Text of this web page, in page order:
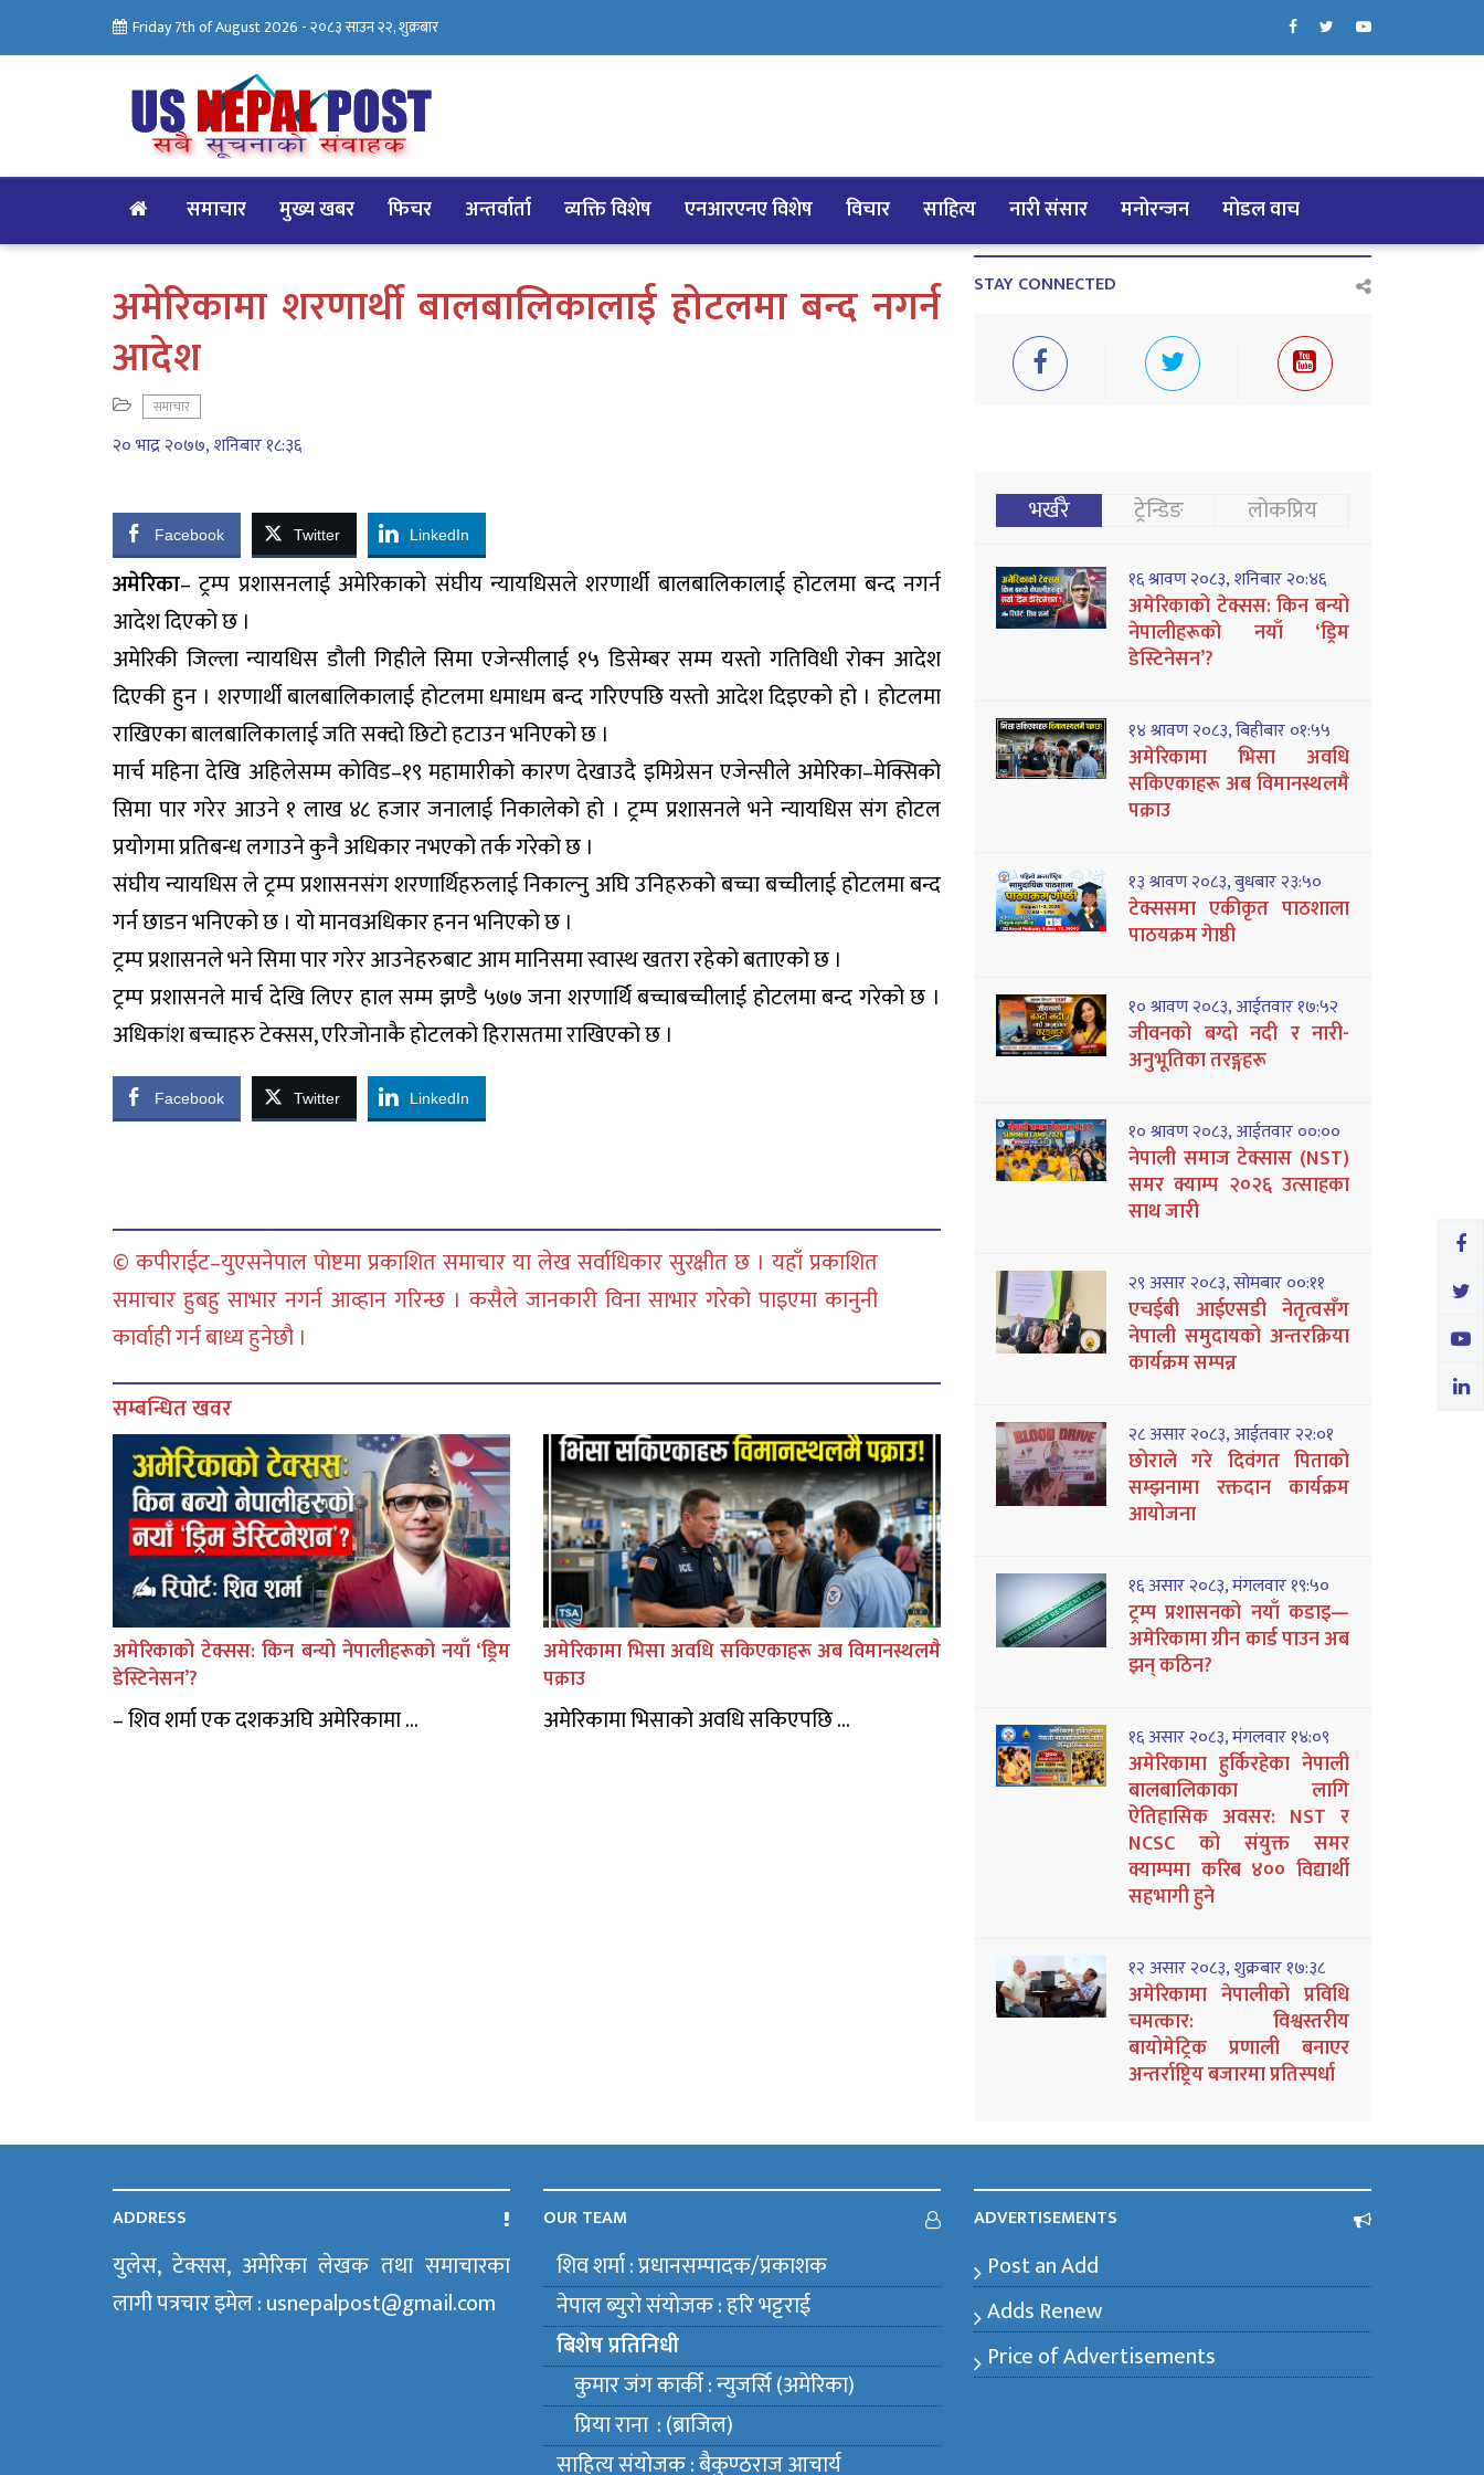
Friday 7th of August 2026 -२०८३ साउन २२, शुक्रबार
समाचार मुख्य खबर फिचर अन्तर्वार्ता व्यक्ति विशेष एनआरएनए विशेष विचार साहित्य नारी संसार मनोरन्जन मोडल वाच
अमेरिकामा शरणार्थी बालबालिकालाई होटलमा बन्द नगर्न
आदेश
समाचार
२० भाद्र २०७७, शनिबार १८:३६
Facebook Twitter LinkedIn
अमेरिका– ट्रम्प प्रशासनलाई अमेरिकाको संघीय न्यायधिसले शरणार्थी बालबालिकालाई होटलमा बन्द नगर्न
आदेश दिएको छ ।
अमेरिकी जिल्ला न्यायधिस डौली गिहीले सिमा एजेन्सीलाई १५ डिसेम्बर सम्म यस्तो गतिविधी रोक्न आदेश
दिएकी हुन । शरणार्थी बालबालिकालाई होटलमा धमाधम बन्द गरिएपछि यस्तो आदेश दिइएको हो । होटलमा
राखिएका बालबालिकालाई जति सक्दो छिटो हटाउन भनिएको छ ।
मार्च महिना देखि अहिलेसम्म कोविड–१९ महामारीको कारण देखाउदै इमिग्रेसन एजेन्सीले अमेरिका–मेक्सिको
सिमा पार गरेर आउने १ लाख ४८ हजार जनालाई निकालेको हो । ट्रम्प प्रशासनले भने न्यायधिस संग होटल
प्रयोगमा प्रतिबन्ध लगाउने कुनै अधिकार नभएको तर्क गरेको छ ।
संघीय न्यायधिस ले ट्रम्प प्रशासनसंग शरणार्थिहरुलाई निकाल्नु अघि उनिहरुको बच्चा बच्चीलाई होटलमा बन्द
गर्न छाडन भनिएको छ । यो मानवअधिकार हनन भनिएको छ ।
ट्रम्प प्रशासनले भने सिमा पार गरेर आउनेहरुबाट आम मानिसमा स्वास्थ खतरा रहेको बताएको छ ।
ट्रम्प प्रशासनले मार्च देखि लिएर हाल सम्म झण्डै ५७७ जना शरणार्थि बच्चाबच्चीलाई होटलमा बन्द गरेको छ ।
अधिकांश बच्चाहरु टेक्सस, एरिजोनाकै होटलको हिरासतमा राखिएको छ ।
Facebook Twitter LinkedIn
© कपीराईट–युएसनेपाल पोष्टमा प्रकाशित समाचार या लेख सर्वाधिकार सुरक्षीत छ । यहाँ प्रकाशित
समाचार हुबहु साभार नगर्न आव्हान गरिन्छ । कसैले जानकारी विना साभार गरेको पाइएमा कानुनी
कार्वाही गर्न बाध्य हुनेछौ ।
सम्बन्धित खवर
अमेरिकाको टेक्सस: किन बन्यो नेपालीहरूको नयाँ ‘ड्रिम
डेस्टिनेसन’?
– शिव शर्मा एक दशकअघि अमेरिकामा ...
अमेरिकामा भिसा अवधि सकिएकाहरू अब विमानस्थलमै
पक्राउ
अमेरिकामा भिसाको अवधि सकिएपछि ...
STAY CONNECTED
भर्खरै ट्रेन्डिङ लोकप्रिय
१६ श्रावण २०८३, शनिबार २०:४६
अमेरिकाको टेक्सस: किन बन्यो
नेपालीहरूको नयाँ ‘ड्रिम
डेस्टिनेसन’?
१४ श्रावण २०८३, बिहीबार ०१:५५
अमेरिकामा भिसा अवधि
सकिएकाहरू अब विमानस्थलमै
पक्राउ
१३ श्रावण २०८३, बुधबार २३:५०
टेक्ससमा एकीकृत पाठशाला
पाठयक्रम गेाष्ठी
१० श्रावण २०८३, आईतवार १७:५२
जीवनको बग्दो नदी र नारी-
अनुभूतिका तरङ्गहरू
१० श्रावण २०८३, आईतवार ००:००
नेपाली समाज टेक्सास (NST)
समर क्याम्प २०२६ उत्साहका
साथ जारी
२९ असार २०८३, सोमबार ००:११
एचईबी आईएसडी नेतृत्वसँग
नेपाली समुदायको अन्तरक्रिया
कार्यक्रम सम्पन्न
२८ असार २०८३, आईतवार २२:०१
छोराले गरे दिवंगत पिताको
सम्झनामा रक्तदान कार्यक्रम
आयोजना
१६ असार २०८३, मंगलवार १९:५०
ट्रम्प प्रशासनको नयाँ कडाइ—
अमेरिकामा ग्रीन कार्ड पाउन अब
झन् कठिन?
१६ असार २०८३, मंगलवार १४:०९
अमेरिकामा हुर्किरहेका नेपाली
बालबालिकाका लागि
ऐतिहासिक अवसर: NST र
NCSC को संयुक्त समर
क्याम्पमा करिब ४०० विद्यार्थी
सहभागी हुने
१२ असार २०८३, शुक्रबार १७:३८
अमेरिकामा नेपालीको प्रविधि
चमत्कार: विश्वस्तरीय
बायोमेट्रिक प्रणाली बनाएर
अन्तर्राष्ट्रिय बजारमा प्रतिस्पर्धा
ADDRESS
युलेस, टेक्सस, अमेरिका लेखक तथा समाचारका
लागी पत्रचार इमेल : usnepalpost@gmail.com
OUR TEAM
शिव शर्मा : प्रधानसम्पादक/प्रकाशक
नेपाल ब्युराे संयाेजक : हरि भट्टराई
बिशेष प्रतिनिधी
कुमार जंग कार्की : न्युजर्सि (अमेरिका)
प्रिया राना : (ब्राजिल)
साहित्य संयाेजक : बैकुण्ठराज आचार्य
ADVERTISEMENTS
Post an Add
Adds Renew
Price of Advertisements